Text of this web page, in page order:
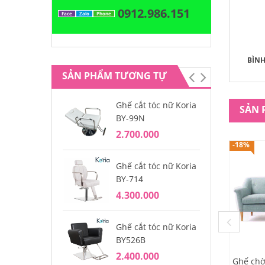
Face Zalo Phone 0912.986.151
SẢN PHẨM TƯƠNG TỰ
Ghế cắt tóc nữ Koria
BY-99N
2.700.000
Ghế cắt tóc nữ Koria
BY-714
4.300.000
Ghế cắt tóc nữ Koria
BY526B
2.400.000
SẢN
-18%
Ghế